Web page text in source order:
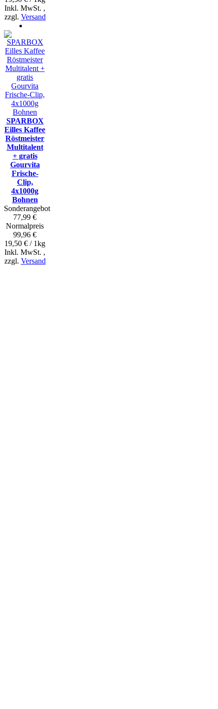
Inkl. MwSt. ,
zzgl. Versand
SPARBOX
Eilles Kaffee
Röstmeister
Multitalent
+ gratis
Gourvita
Frische-
Clip,
4x1000g
Bohnen
Sonderangebot
77,99 €
Normal­preis
99,96 €
19,50 € / 1kg
Inkl. MwSt. ,
zzgl. Versand